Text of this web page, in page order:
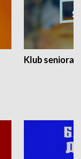
Klub seniora